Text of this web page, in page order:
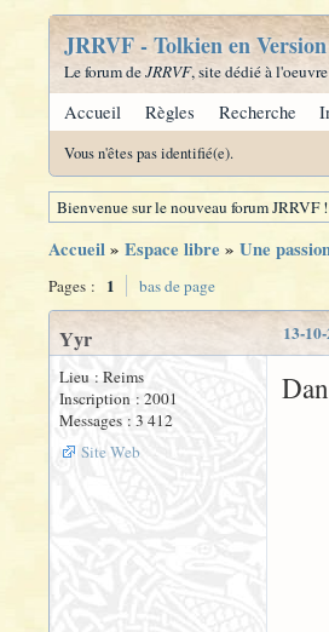
JRRVF - Tolkien en
Le forum deJRRVF, site dédié à
Accueil Règles Recherche
Vous n'êtes pas identifié(e).
Bienvenue sur le nouveau forum JRRVF
Accueil» Espace libre » Une
Pages : 1 bas de page
13-
Yyr
Lieu : Reims
Inscription : 2001
Messages : 3 412
Site Web